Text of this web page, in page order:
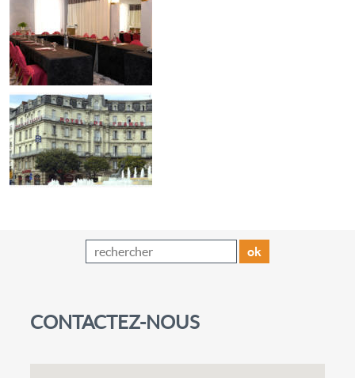
ok
CONTACTEZ-NOUS